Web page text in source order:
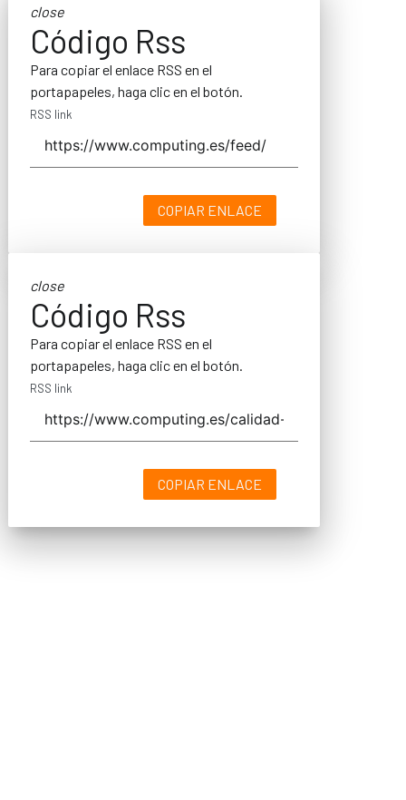
close
Código Rss
Para copiar el enlace RSS en el
portapapeles, haga clic en el botón.
RSS link
COPIAR ENLACE
close
Código Rss
Para copiar el enlace RSS en el
portapapeles, haga clic en el botón.
RSS link
COPIAR ENLACE